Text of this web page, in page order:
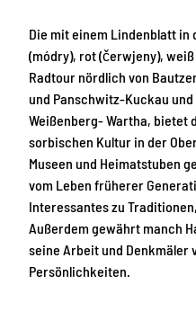
Die mit einem Lindenblatt in
(módry), rot (čerwjeny),
Radtour nördlich von
und Panschwitz-Kuckau
Weißenberg- Wartha, bietet
sorbischen Kultur in der
Museen und Heimatstuben
vom Leben früherer
Interessantes zu
Außerdem gewährt manch
seine Arbeit und Denkmäler
Persönlichkeiten.